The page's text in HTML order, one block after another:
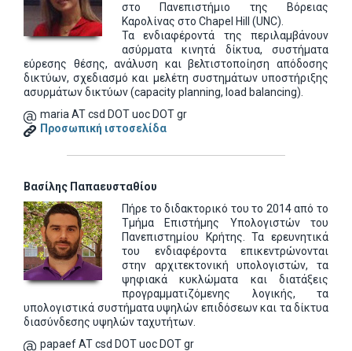
στο Πανεπιστήμιο της Βόρειας
Καρολίνας στο Chapel Hill (UNC).
Τα ενδιαφέροντά της περιλαμβάνουν
ασύρματα κινητά δίκτυα, συστήματα
εύρεσης θέσης, ανάλυση και βελτιστοποίηση απόδοσης
δικτύων, σχεδιασμό και μελέτη συστημάτων υποστήριξης
ασυρμάτων δικτύων (capacity planning, load balancing).
maria AT csd DOT uoc DOT gr
Προσωπική ιστοσελίδα
Βασίλης Παπαευσταθίου
Πήρε το διδακτορικό του το 2014 από το
Τμήμα Επιστήμης Υπολογιστών του
Πανεπιστημίου Κρήτης. Τα ερευνητικά
του ενδιαφέροντα επικεντρώνονται
στην αρχιτεκτονική υπολογιστών, τα
ψηφιακά κυκλώματα και διατάξεις
προγραμματιζόμενης λογικής, τα
υπολογιστικά συστήματα υψηλών επιδόσεων και τα δίκτυα
διασύνδεσης υψηλών ταχυτήτων.
papaef AT csd DOT uoc DOT gr